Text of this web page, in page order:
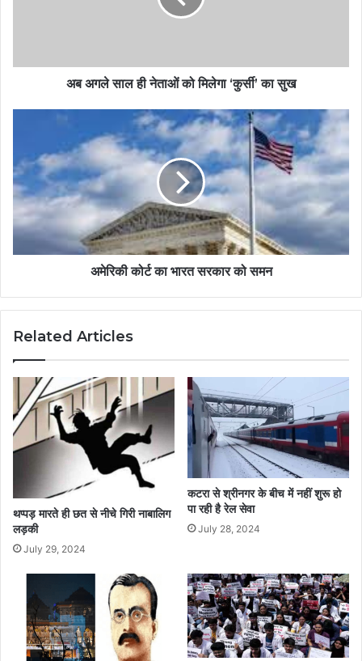
अब अगले साल ही नेताओं को मिलेगा ‘कुर्सी’ का सुख
अमेरिकी कोर्ट का भारत सरकार को समन
Related Articles
थप्पड़ मारते ही छत से नीचे गिरी नाबालिग
लड़की
July 29, 2024
कटरा से श्रीनगर के बीच में नहीं शुरू हो
पा रही है रेल सेवा
July 28, 2024